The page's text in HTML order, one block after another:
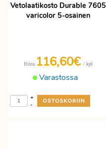
Vetolaatikosto Durable 7605
varicolor 5-osainen
Varastossa
Hinta 116,60€ / kpl
-
+